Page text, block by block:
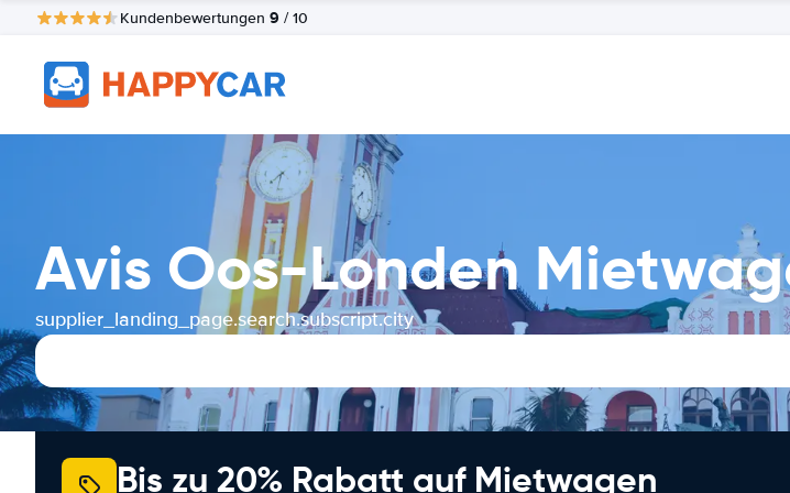
Kundenbewertungen 9 / 10
Avis Oos-Londen
supplier_landing_page.search.subscript.city
Bis zu 20% Rabatt auf Mietwagen